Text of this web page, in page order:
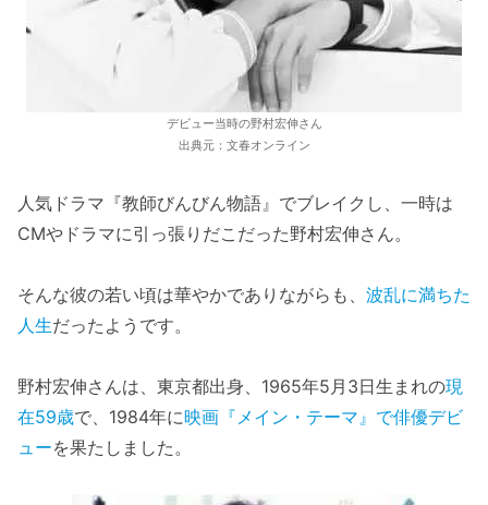
デビュー当時の野村宏伸さん
出典元：文春オンライン
人気ドラマ『教師びんびん物語』でブレイクし、一時は
CMやドラマに引っ張りだこだった野村宏伸さん。
そんな彼の若い頃は華やかでありながらも、 波乱に満ちた
人生だったようです。
野村宏伸さんは、東京都出身、1965年5月3日生まれの現
在59歳で、1984年に映画『メイン・テーマ』で俳優デビ
ューを果たしました。